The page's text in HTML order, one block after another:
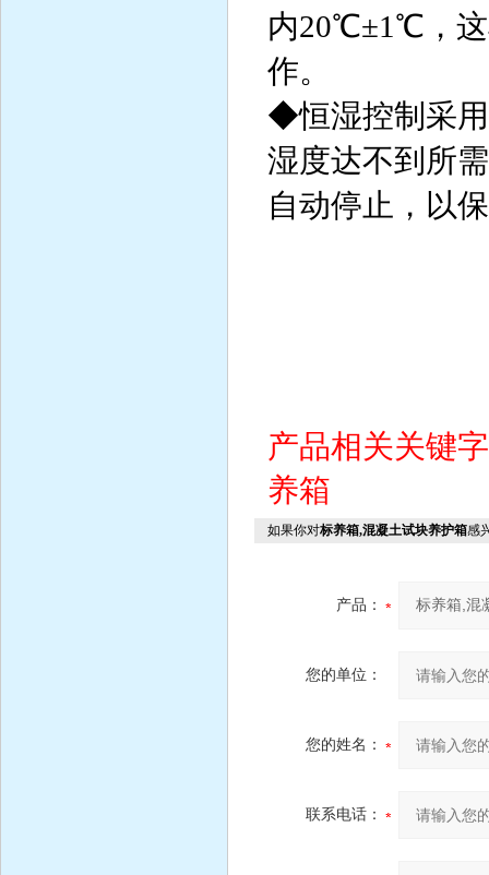
内20℃±1℃，这
作。
◆恒湿控制采
湿度达不到所
自动停止，以
产品相关关键
养箱
如果你对标养箱,混凝土试块养护箱感
产品：
您的单位：
您的姓名：
联系电话：